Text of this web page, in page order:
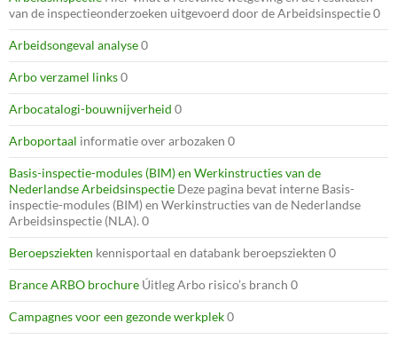
van de inspectieonderzoeken uitgevoerd door de Arbeidsinspectie 0
Arbeidsongeval analyse0
Arbo verzamel links0
Arbocatalogi-bouwnijverheid 0
Arboportaal informatie over arbozaken 0
Basis-inspectie-modules (BIM) en Werkinstructies van de
Nederlandse Arbeidsinspectie Deze pagina bevat interne Basis-
inspectie-modules (BIM) en Werkinstructies van de Nederlandse
Arbeidsinspectie (NLA). 0
Beroepsziekten kennisportaal en databank beroepsziekten 0
Brance ARBO brochure Úitleg Arbo risico’s branch 0
Campagnes voor een gezonde werkplek0